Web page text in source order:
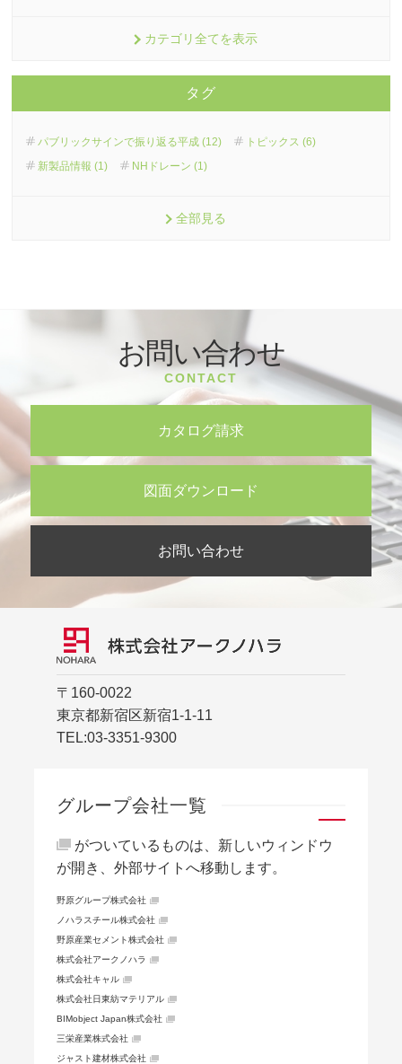
カテゴリ全てを表示
タグ
パブリックサインで振り返る平成 (12)
トピックス (6)
新製品情報 (1)
NHドレーン (1)
全部見る
お問い合わせ
CONTACT
カタログ請求
図面ダウンロード
お問い合わせ
〒160-0022
東京都新宿区新宿1-1-11
TEL:03-3351-9300
グループ会社一覧
がついているものは、新しいウィンドウ
が開き、外部サイトへ移動します。
野原グループ株式会社
ノハラスチール株式会社
野原産業セメント株式会社
株式会社アークノハラ
株式会社キャル
株式会社日東紡マテリアル
BIMobject Japan株式会社
三栄産業株式会社
ジャスト建材株式会社